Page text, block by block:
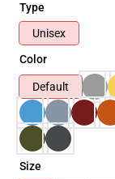
Type
Unisex
Color
Default
Size